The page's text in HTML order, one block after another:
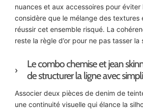
nuances et aux accessoires pour éviter
considère que le mélange des textures
réussir cet ensemble risqué. La
reste la règle d’or pour ne pas tasser la
Le combo chemise et jean
de structurer la ligne avec
Associer deux pièces de denim de
une continuité visuelle qui élance la